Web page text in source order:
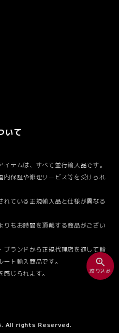
zoom_in
絞り込み
いて
テムは、すべて並行輸入品です。
内保証や修理サービス等を受けられ
ている正規輸入品と仕様が異なる
もお時間を頂戴する商品がござい
ランドから正規代理店を通して輸
ト輸入商品です。
じられます。
All rights Reserved.